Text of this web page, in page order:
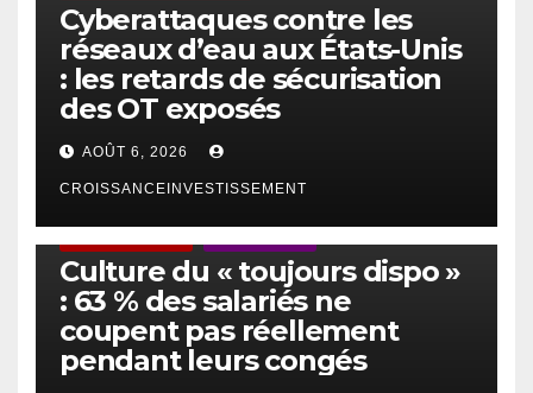
Cyberattaques contre les
réseaux d’eau aux États-Unis
: les retards de sécurisation
des OT exposés
AOÛT 6, 2026
CROISSANCEINVESTISSEMENT
Culture du « toujours dispo »
: 63 % des salariés ne
coupent pas réellement
pendant leurs congés